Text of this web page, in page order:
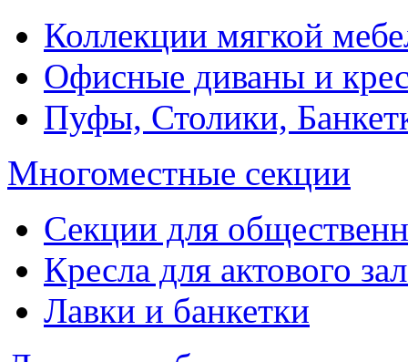
Коллекции мягкой
Офисные диваны и
Пуфы, Столики,
Многоместные секции
Секции для
Кресла для актового
Лавки и банкетки